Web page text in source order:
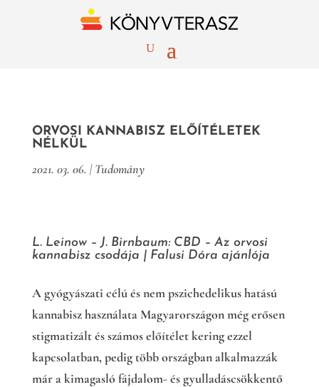
ORVOSI KANNABISZ ELŐÍTÉLETEK
NÉLKÜL
2021. 03. 06. |Tudomány
L. Leinow – J. Birnbaum: CBD – Az orvosi
kannabisz csodája | Falusi Dóra ajánlója
A gyógyászati célú és nem pszichedelikus hatású
kannabisz használata Magyarországon még erősen
stigmatizált és számos előítélet kering ezzel
kapcsolatban, pedig több országban alkalmazzák
már a kimagasló fájdalom- és gyulladáscsökkentő